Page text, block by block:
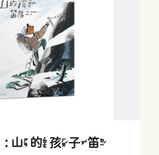
: 山的孩子笛